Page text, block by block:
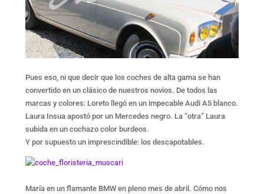
Pues eso, ni que decir que los coches de alta gama se han
convertido en un clásico de nuestros novios. De todos las
marcas y colores: Loreto llegó en un impecable Audi A5 blanco.
Laura Insua apostó por un Mercedes negro. La “otra” Laura
subida en un cochazo color burdeos.
Y por supuesto un imprescindible: los descapotables.
María en un flamante BMW en pleno mes de abril. Cómo nos